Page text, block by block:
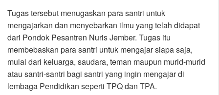
Tugas tersebut menugaskan para santri untuk
mengajarkan dan menyebarkan ilmu yang telah didapat
dari Pondok Pesantren Nuris Jember. Tugas itu
membebaskan para santri untuk mengajar siapa saja,
mulai dari keluarga, saudara, teman maupun murid-murid
atau santri-santri bagi santri yang ingin mengajar di
lembaga Pendidikan seperti TPQ dan TPA.